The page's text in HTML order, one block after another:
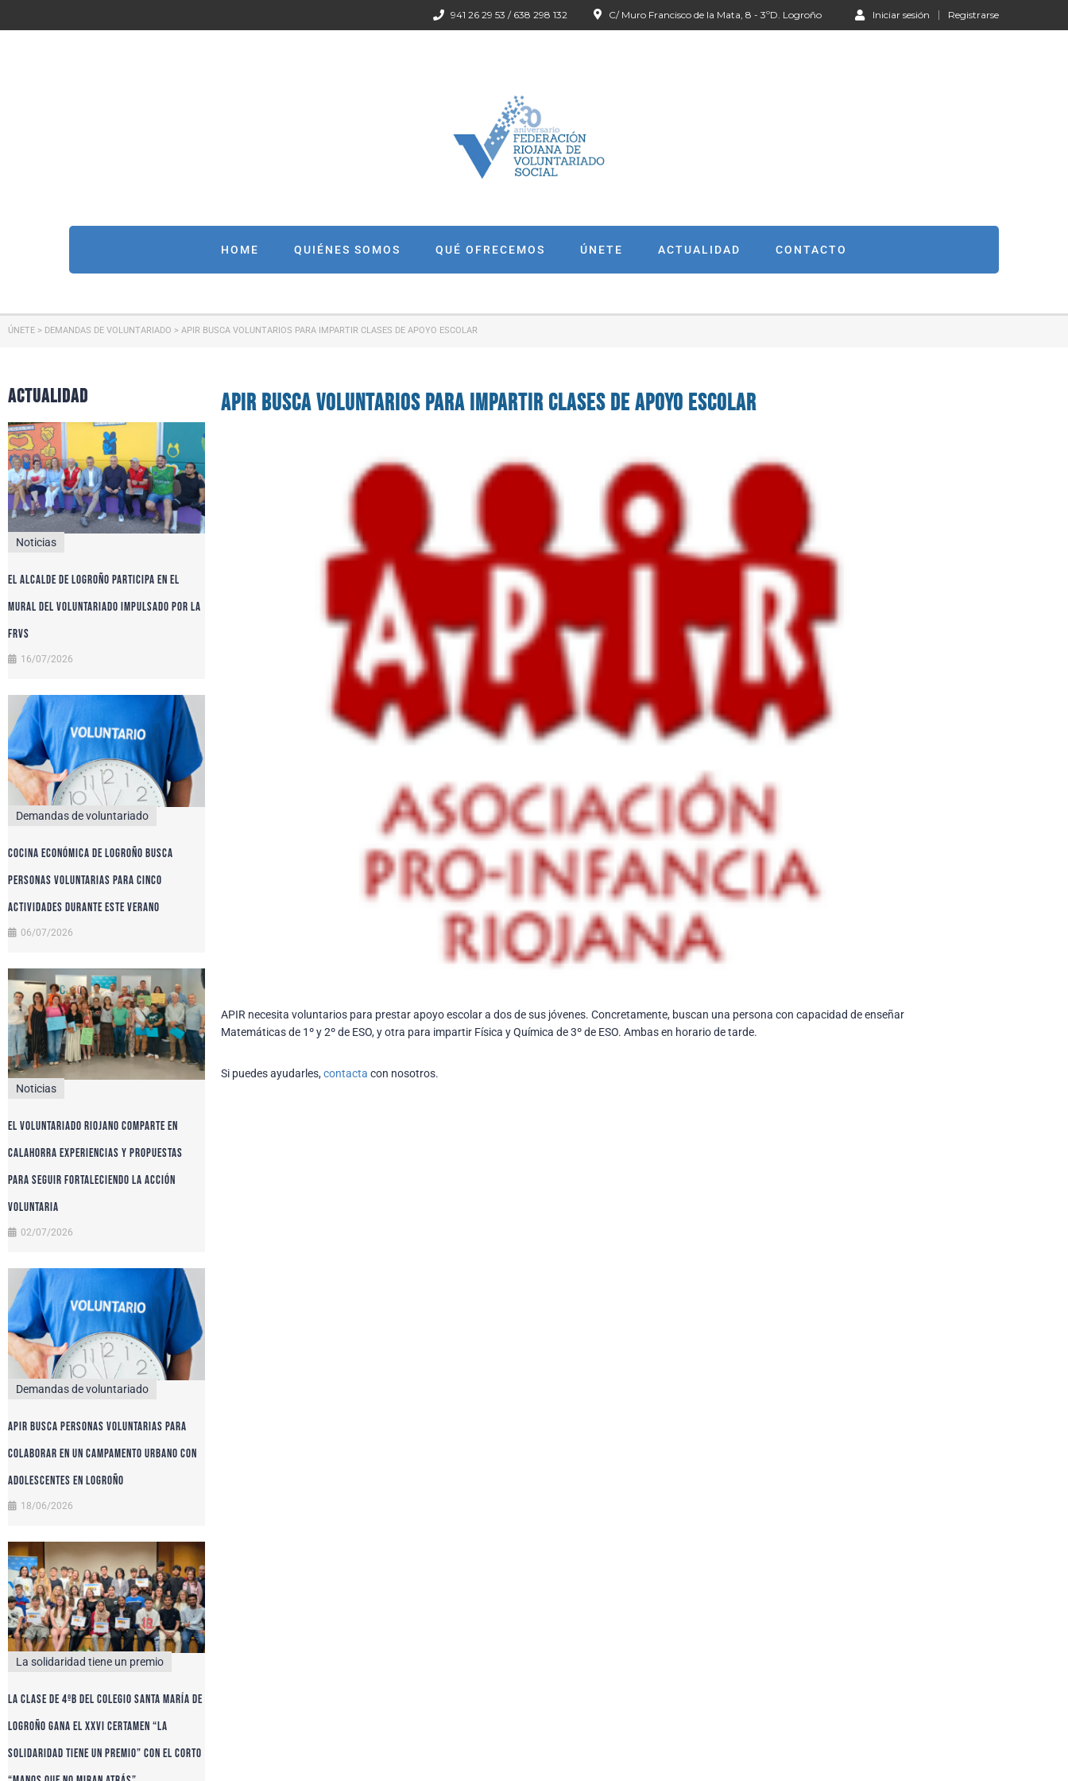
Iniciar sesión Registrarse
C/ Muro Francisco de la Mata, 8 - 3ºD. Logroño
941 26 29 53 / 638 298 132
HOME QUIÉNES SOMOS QUÉ OFRECEMOS ÚNETE ACTUALIDAD CONTACTO
ÚNETE > DEMANDAS DE VOLUNTARIADO > APIR BUSCA VOLUNTARIOS PARA IMPARTIR CLASES DE APOYO ESCOLAR
actualidad
Noticias
El alcalde de Logroño participa en el
Mural del Voluntariado impulsado por la
FRVS
16/07/2026
Demandas de voluntariado
Cocina Económica de Logroño busca
personas voluntarias para cinco
actividades durante este verano
06/07/2026
Noticias
El voluntariado riojano comparte en
Calahorra experiencias y propuestas
para seguir fortaleciendo la acción
voluntaria
02/07/2026
Demandas de voluntariado
APIR busca personas voluntarias para
colaborar en un campamento urbano con
adolescentes en Logroño
18/06/2026
La solidaridad tiene un premio
La clase de 4ºB del colegio Santa María de
Logroño gana el XXVI certamen “La
solidaridad tiene un premio” con el corto
APIR busca voluntarios para impartir clases de apoyo escolar
APIR necesita voluntarios para prestar apoyo escolar a dos de sus jóvenes. Concretamente, buscan una persona con capacidad de enseñar
Matemáticas de 1º y 2º de ESO, y otra para impartir Física y Química de 3º de ESO. Ambas en horario de tarde.
Si puedes ayudarles,contacta con nosotros.